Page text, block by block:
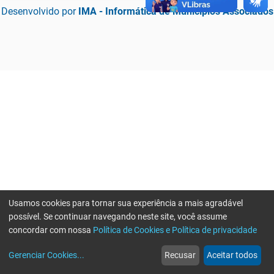
Desenvolvido por IMA - Informática de Municípios Associados
web
Notícias
more_horiz
Mais
Usamos cookies para tornar sua experiência a mais agradável
possível. Se continuar navegando neste site, você assume
concordar com nossa Política de Cookies e Política de privacidade
Gerenciar Cookies... Recusar Aceitar todos
Erro ao enviar informações, por favor tente novamente